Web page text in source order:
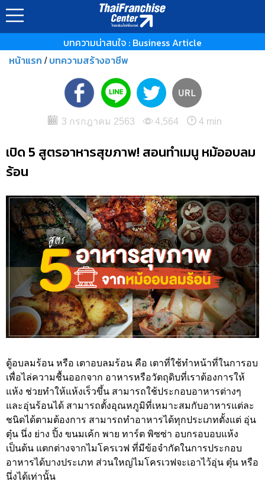
บทความน่าสนใจ : Business Article
หน้าแรก / บทความสร้างอาชีพ
3 กรกฎาคม 2563 4,564 4 min
เปิด 5 สูตรอาหารสุขภาพ! สอนทำเมนู หม้ออบลม
ร้อน
ตู้อบลมร้อน หรือ เตาอบลมร้อน คือ เตาที่ใช้ทำหน้าที่ในการอบ
เพื่อไล่ความชื้นออกจาก อาหารหรือวัตถุดิบที่เราต้องการให้
แห้ง ช่วยทำให้แห้งเร็วขึ้น สามารถใช้ประกอบอาหารต่างๆ
และอุ่นร้อนได้ สามารถตั้งอุณหภูมิที่เหมาะสมกับอาหารแต่ละ
ชนิดได้ตามต้องการ สามารถทำอาหารได้ทุกประเภทตั้งแต่ อุ่น
ตุ๋น นึ่ง ย่าง ปิ้ง ขนมเค้ก พาย ทาร์ต พิซซ่า อบกรอบอบแห้ง
เป็นต้น แตกต่างจากไมโครเวฟ ที่มีข้อจำกัดในการประกอบ
อาหารได้บางประเภท ส่วนใหญ่ไมโครเวฟจะเอาไว้อุ่น ตุ๋น หรือ
นึ่งได้เท่านั้น